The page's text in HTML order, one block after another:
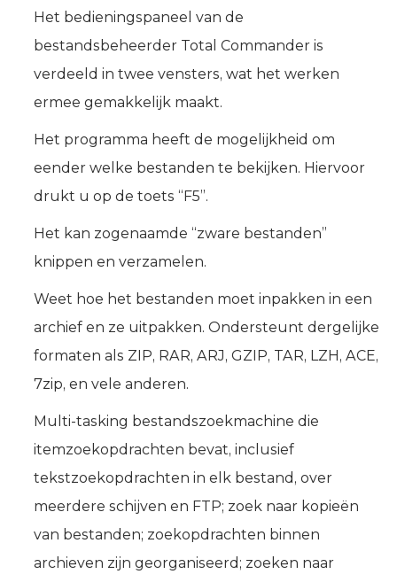
Het bedieningspaneel van de
bestandsbeheerder Total Commander is
verdeeld in twee vensters, wat het werken
ermee gemakkelijk maakt.
Het programma heeft de mogelijkheid om
eender welke bestanden te bekijken. Hiervoor
drukt u op de toets “F5”.
Het kan zogenaamde “zware bestanden”
knippen en verzamelen.
Weet hoe het bestanden moet inpakken in een
archief en ze uitpakken. Ondersteunt dergelijke
formaten als ZIP, RAR, ARJ, GZIP, TAR, LZH, ACE,
7zip, en vele anderen.
Multi-tasking bestandszoekmachine die
itemzoekopdrachten bevat, inclusief
tekstzoekopdrachten in elk bestand, over
meerdere schijven en FTP; zoek naar kopieën
van bestanden; zoekopdrachten binnen
archieven zijn georganiseerd; zoeken naar